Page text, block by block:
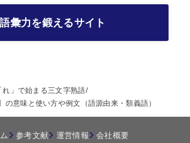
語彙力を鍛えるサイト
れ」で始まる三文字熟語
の意味と使い方や例文（語源由来・類義語）
参考文献 運営情報 会社概要